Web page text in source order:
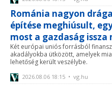
Románia nagyon
építése meghiúsult,
most a gazdaság issza
Két európai uniós forrásból
akadályokba ütközött, amelyek
lehetőség került veszélybe.
2026.08.06 18:15 • vg.hu